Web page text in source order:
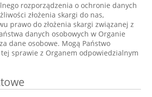
rozporządzenia o ochronie danych
złożenia skargi do nas,
prawo do złożenia skargi związanej z
danych osobowych w Organie
dane osobowe. Mogą Państwo
sprawie z Organem odpowiedzialnym